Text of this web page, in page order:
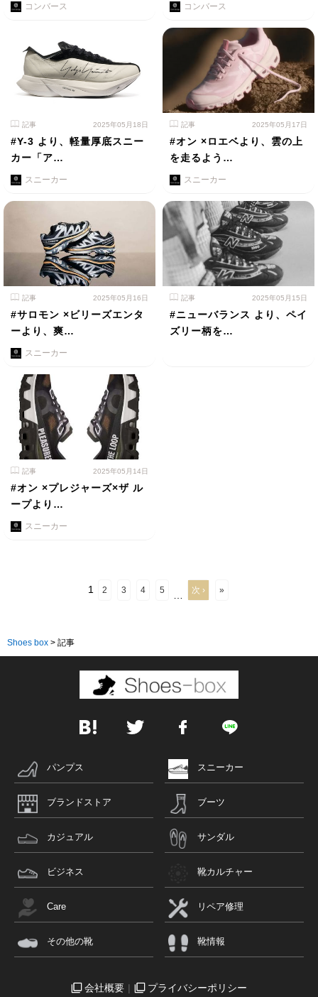
コンバース コンバース
記事 2025年05月18日
#Y-3 より、軽量厚底スニー
カー「ア…
スニーカー
記事 2025年05月17日
#オン ×ロエベより、雲の上
を走るよう…
スニーカー
記事 2025年05月16日
#サロモン ×ビリーズエンタ
ーより、爽…
スニーカー
記事 2025年05月15日
#ニューバランス より、ペイ
ズリー柄を…
記事 2025年05月14日
#オン ×プレジャーズ×ザ ル
ープより…
スニーカー
1 2 3 4 5 次 › »
Shoes box > 記事
パンプス スニーカー
ブランドストア ブーツ
カジュアル サンダル
ビジネス 靴カルチャー
Care リペア修理
その他の靴 靴情報
会社概要 プライバシーポリシー